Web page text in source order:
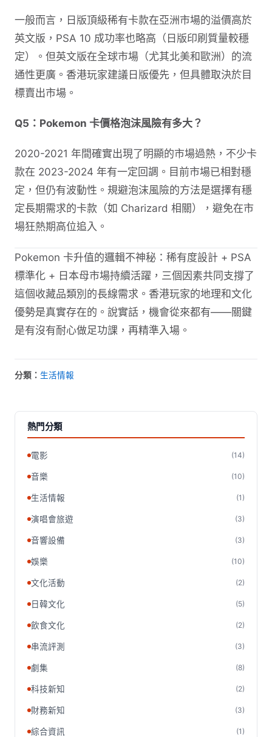
一般而言，日版頂級稀有卡款在亞洲市場的溢價高於
英文版，PSA 10 成功率也略高（日版印刷質量較穩
定）。但英文版在全球市場（尤其北美和歐洲）的流
通性更廣。香港玩家建議日版優先，但具體取決於目
標賣出市場。
Q5：Pokemon 卡價格泡沫風險有多大？
2020-2021 年間確實出現了明顯的市場過熱，不少卡
款在 2023-2024 年有一定回調。目前市場已相對穩
定，但仍有波動性。規避泡沫風險的方法是選擇有穩
定長期需求的卡款（如 Charizard 相關），避免在市
場狂熱期高位追入。
Pokemon 卡升值的邏輯不神秘：稀有度設計 + PSA
標準化 + 日本母市場持續活躍，三個因素共同支撐了
這個收藏品類別的長線需求。香港玩家的地理和文化
優勢是真實存在的。說實話，機會從來都有——關鍵
是有沒有耐心做足功課，再精準入場。
分類： 生活情報
熱門分類
電影 (14)
音樂 (10)
生活情報 (1)
演唱會旅遊 (3)
音響設備 (3)
娛樂 (10)
文化活動 (2)
日韓文化 (5)
飲食文化 (2)
串流評測 (3)
劇集 (8)
科技新知 (2)
財務新知 (3)
綜合資訊 (1)